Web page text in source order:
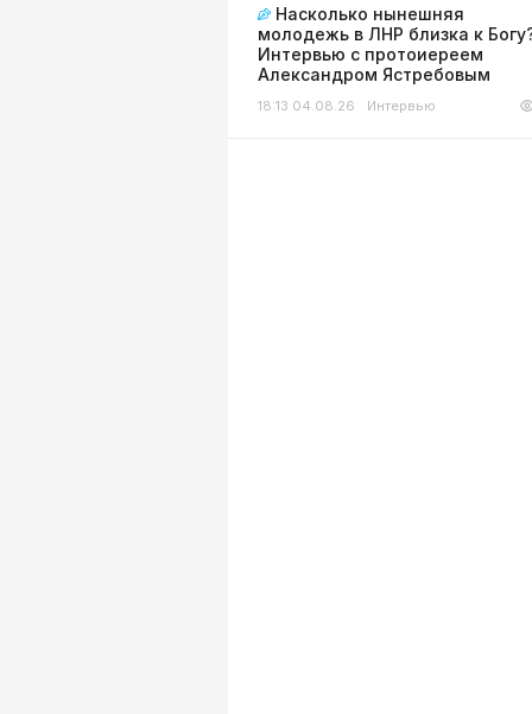
Насколько нынешняя
молодежь в ЛНР близка к
Интервью с протоиереем
Александром Ястребовым
18:13 04.08.26 Интервью